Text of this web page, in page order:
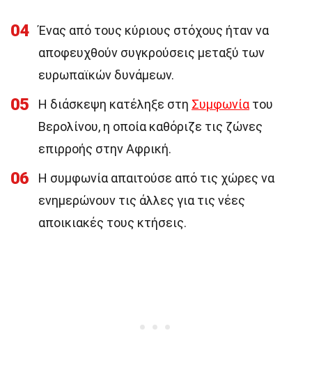
04
Ένας από τους κύριους στόχους ήταν να
αποφευχθούν συγκρούσεις μεταξύ των
ευρωπαϊκών δυνάμεων.
05 Η διάσκεψη κατέληξε στη Συμφωνία του
Βερολίνου, η οποία καθόριζε τις ζώνες
επιρροής στην Αφρική.
06
Η συμφωνία απαιτούσε από τις χώρες να
ενημερώνουν τις άλλες για τις νέες
αποικιακές τους κτήσεις.